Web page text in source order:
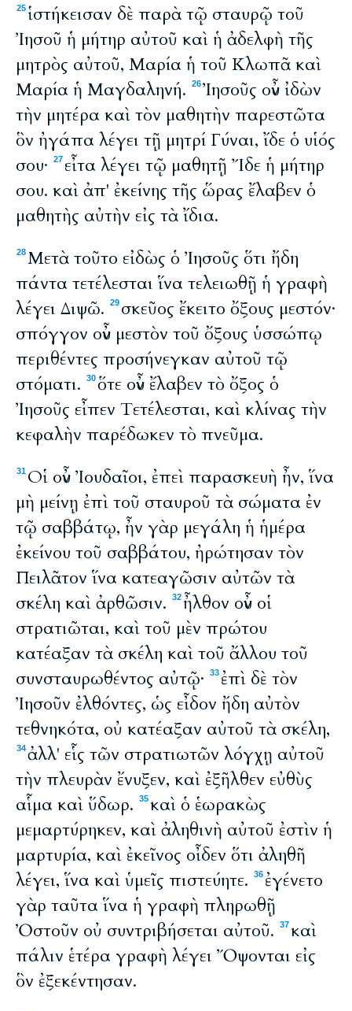
25 ἱστήκεισαν δὲ παρὰ τῷ σταυρῷ τοῦ
Ἰησοῦ ἡ μήτηρ αὐτοῦ καὶ ἡ ἀδελφὴ τῆς
μητρὸς αὐτοῦ, Μαρία ἡ τοῦ Κλωπᾶ καὶ
Μαρία ἡ Μαγδαληνή.
26Ἰησοῦς οὖν ἰδὼν
τὴν μητέρα καὶ τὸν μαθητὴν παρεστῶτα
ὃν ἠγάπα λέγει τῇ μητρί Γύναι, ἴδε ὁ υἱός
σου·
27 εἶτα λέγει τῷ μαθητῇ Ἴδε ἡ μήτηρ
σου. καὶ ἀπ' ἐκείνης τῆς ὥρας ἔλαβεν ὁ
μαθητὴς αὐτὴν εἰς τὰ ἴδια.
28Μετὰ τοῦτο εἰδὼς ὁ Ἰησοῦς ὅτι ἤδη
πάντα τετέλεσται ἵνα τελειωθῇ ἡ γραφὴ
λέγει Διψῶ.
29 σκεῦος ἔκειτο ὄξους μεστόν·
σπόγγον οὖν μεστὸν τοῦ ὄξους ὑσσώπῳ
περιθέντες προσήνεγκαν αὐτοῦ τῷ
στόματι.
30ὅτε οὖν ἔλαβεν τὸ ὄξος ὁ
Ἰησοῦς εἶπεν Τετέλεσται, καὶ κλίνας τὴν
κεφαλὴν παρέδωκεν τὸ πνεῦμα.
31 Οἱ οὖν Ἰουδαῖοι, ἐπεὶ παρασκευὴ ἦν, ἵνα
μὴ μείνῃ ἐπὶ τοῦ σταυροῦ τὰ σώματα ἐν
τῷ σαββάτῳ, ἦν γὰρ μεγάλη ἡ ἡμέρα
ἐκείνου τοῦ σαββάτου, ἠρώτησαν τὸν
Πειλᾶτον ἵνα κατεαγῶσιν αὐτῶν τὰ
σκέλη καὶ ἀρθῶσιν.
32ἦλθον οὖν οἱ
στρατιῶται, καὶ τοῦ μὲν πρώτου
κατέαξαν τὰ σκέλη καὶ τοῦ ἄλλου τοῦ
συνσταυρωθέντος αὐτῷ·
33 ἐπὶ δὲ τὸν
Ἰησοῦν ἐλθόντες, ὡς εἶδον ἤδη αὐτὸν
τεθνηκότα, οὐ κατέαξαν αὐτοῦ τὰ σκέλη,
34ἀλλ' εἷς τῶν στρατιωτῶν λόγχῃ αὐτοῦ
τὴν πλευρὰν ἔνυξεν, καὶ ἐξῆλθεν εὐθὺς
αἷμα καὶ ὕδωρ.
35καὶ ὁ ἑωρακὼς
μεμαρτύρηκεν, καὶ ἀληθινὴ αὐτοῦ ἐστὶν ἡ
μαρτυρία, καὶ ἐκεῖνος οἶδεν ὅτι ἀληθῆ
λέγει, ἵνα καὶ ὑμεῖς πιστεύητε.
36 ἐγένετο
γὰρ ταῦτα ἵνα ἡ γραφὴ πληρωθῇ
Ὀστοῦν οὐ συντριβήσεται αὐτοῦ.
37καὶ
πάλιν ἑτέρα γραφὴ λέγει Ὄψονται εἰς
ὃν ἐξεκέντησαν.